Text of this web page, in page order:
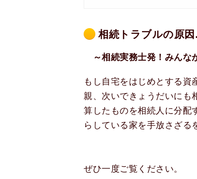
相続トラブルの原
～相続実務士発！みんな
もし自宅をはじめとする
親、次いできょうだいにも
算したものを相続人に分配
らしている家を手放さざる
ぜひ一度ご覧ください。